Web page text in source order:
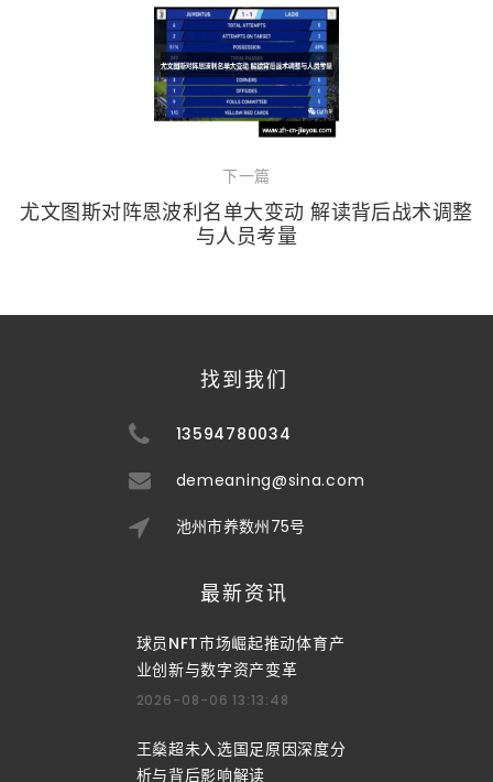
下一篇
尤文图斯对阵恩波利名单大变动 解读背后战术调整
与人员考量
找到我们
13594780034
demeaning@sina.com
池州市养数州75号
最新资讯
球员NFT市场崛起推动体育产
业创新与数字资产变革
2026-08-06 13:13:48
王燊超未入选国足原因深度分
析与背后影响解读